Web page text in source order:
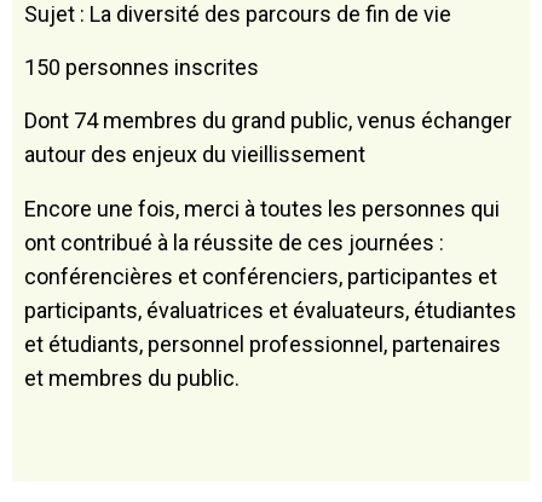
Sujet : La diversité des parcours de fin de vie
150 personnes inscrites
Dont 74 membres du grand public, venus échanger
autour des enjeux du vieillissement
Encore une fois, merci à toutes les personnes qui
ont contribué à la réussite de ces journées :
conférencières et conférenciers, participantes et
participants, évaluatrices et évaluateurs, étudiantes
et étudiants, personnel professionnel, partenaires
et membres du public.